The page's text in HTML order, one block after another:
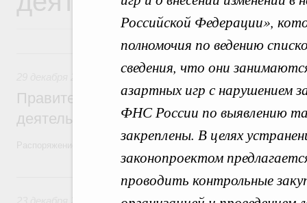
Российской Федерации»,
полномочия по ведению
сведения, что они
азартных игр с нарушением
ФНС России по выявлению
закреплены. В целях
законопроектом
проводить контрольные
29 декабря 2025, понедельник
Правовые вопросы работы
Правительство утвердило план
деятельности на 2026 год
Распоряжение от 19 декабря 2025 года №3886-р
23 декабря 2024, понедельник